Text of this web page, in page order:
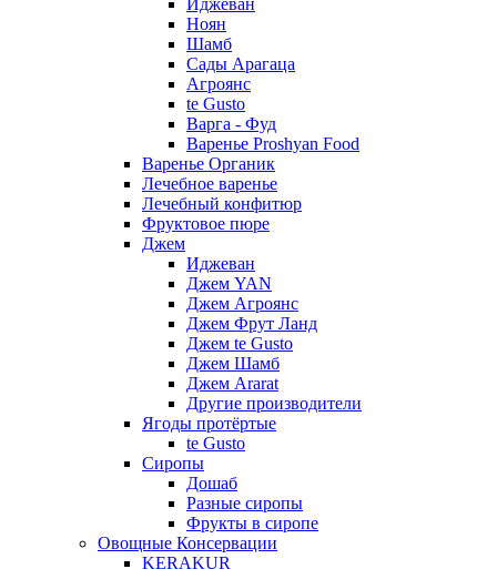
Иджеван
Ноян
Шамб
Сады Арагаца
Агроянс
te Gusto
Варга - Фуд
Варенье Proshyan Food
Варенье Органик
Лечебное варенье
Лечебный конфитюр
Фруктовое пюре
Джем
Иджеван
Джем YAN
Джем Агроянс
Джем Фрут Ланд
Джем te Gusto
Джем Шамб
Джем Ararat
Другие производители
Ягоды протёртые
te Gusto
Сиропы
Дошаб
Разные сиропы
Фрукты в сиропе
Овощные Консервации
KERAKUR